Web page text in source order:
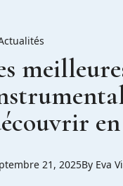
en
21, 2025By Eva